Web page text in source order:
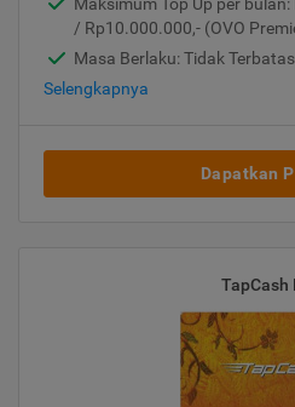
Maksimum Top Up per
/ Rp10.000.000,- (OVO
Masa Berlaku: Tidak Terbatas
Selengkapnya
Dapatkan
TapCash